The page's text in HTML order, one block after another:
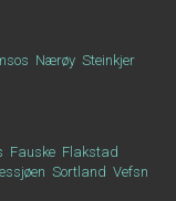
Nærøy Steinkjer
Fauske Flakstad
Sortland Vefsn